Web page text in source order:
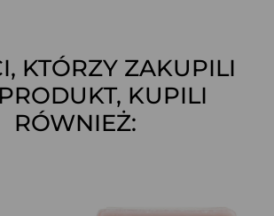
KTÓRZY ZAKUPILI
KUPILI
RÓWNIEŻ: